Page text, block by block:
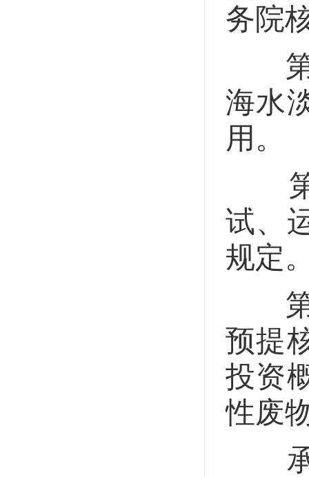
务院
第
海水
用。
第
试、
规定
第
预提
投资
性废
承